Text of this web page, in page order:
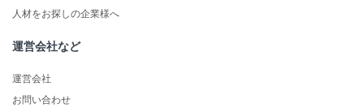
人材をお探しの企業様へ
運営会社など
運営会社
お問い合わせ